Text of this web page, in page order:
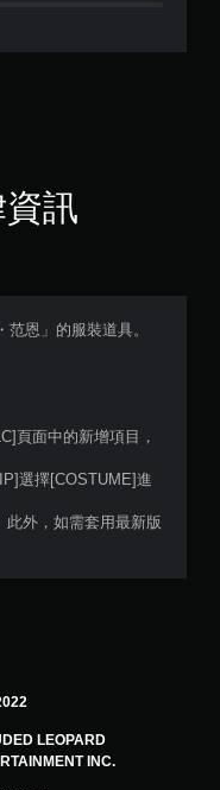
星
星
1
訊
恩」的服裝道具。
頁面中的新增項目，
選擇[COSTUME]進
外，如需套用最新版
LEOPARD
INC.